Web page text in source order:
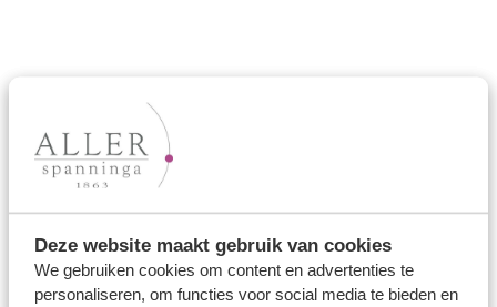
Deze website maakt gebruik van cookies
We gebruiken cookies om content en advertenties te
personaliseren, om functies voor social media te bieden en
Ons aanbod
Trouwringen
Memoireringen
Verlovingsringen
Vriendschapsringen